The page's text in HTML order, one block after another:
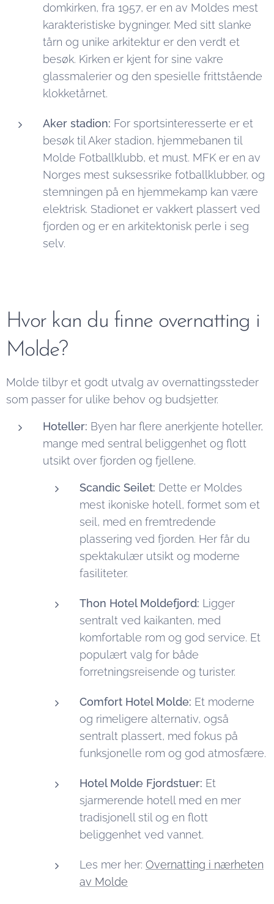
domkirken, fra 1957, er en av Moldes mest
karakteristiske bygninger. Med sitt slanke
tårn og unike arkitektur er den verdt et
besøk. Kirken er kjent for sine vakre
glassmalerier og den spesielle frittstående
klokketårnet.
Aker stadion: For sportsinteresserte er et
besøk til Aker stadion, hjemmebanen til
Molde Fotballklubb, et must. MFK er en av
Norges mest suksessrike fotballklubber, og
stemningen på en hjemmekamp kan være
elektrisk. Stadionet er vakkert plassert ved
fjorden og er en arkitektonisk perle i seg
selv.
Hvor kan du finne overnatting i
Molde?
Molde tilbyr et godt utvalg av overnattingssteder
som passer for ulike behov og budsjetter.
Hoteller: Byen har flere anerkjente hoteller,
mange med sentral beliggenhet og flott
utsikt over fjorden og fjellene.
Scandic Seilet: Dette er Moldes
mest ikoniske hotell, formet som et
seil, med en fremtredende
plassering ved fjorden. Her får du
spektakulær utsikt og moderne
fasiliteter.
Thon Hotel Moldefjord: Ligger
sentralt ved kaikanten, med
komfortable rom og god service. Et
populært valg for både
forretningsreisende og turister.
Comfort Hotel Molde: Et moderne
og rimeligere alternativ, også
sentralt plassert, med fokus på
funksjonelle rom og god atmosfære.
Hotel Molde Fjordstuer: Et
sjarmerende hotell med en mer
tradisjonell stil og en flott
beliggenhet ved vannet.
Les mer her: Overnatting i nærheten
av Molde